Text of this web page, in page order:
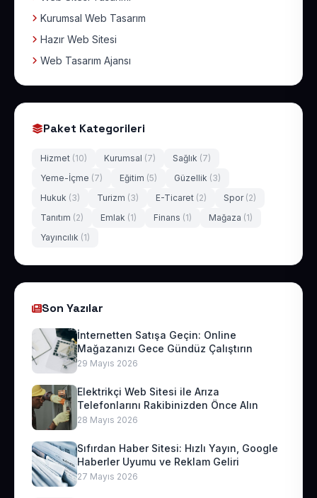
Kurumsal Web Tasarım
Hazır Web Sitesi
Web Tasarım Ajansı
Paket Kategorileri
Hizmet (10) Kurumsal (7) Sağlık (7)
Yeme-İçme (7) Eğitim (5) Güzellik (3)
Hukuk (3) Turizm (3) E-Ticaret (2) Spor (2)
Tanıtım (2) Emlak (1) Finans (1) Mağaza (1)
Yayıncılık (1)
Son Yazılar
İnternetten Satışa Geçin: Online
Mağazanızı Gece Gündüz Çalıştırın
29 Mayıs 2026
Elektrikçi Web Sitesi ile Arıza
Telefonlarını Rakibinizden Önce Alın
28 Mayıs 2026
Sıfırdan Haber Sitesi: Hızlı Yayın, Google
Haberler Uyumu ve Reklam Geliri
27 Mayıs 2026